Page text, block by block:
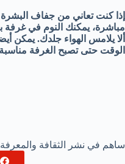
إذا كنت تعاني من جفاف البشرة
مباشرة، يمكنك النوم في
ألا يلامس الهواء جلدك. يمكن
الوقت حتى تصبح الغرفة مناسبة
ساهم في نشر الثقافة والمعرفة